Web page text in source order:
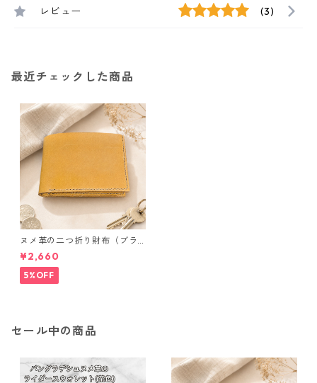
レビュー (3)
最近チェックした商品
ヌメ革の二つ折り財布（ブラ
ウン系）
¥2,660
5%OFF
セール中の商品